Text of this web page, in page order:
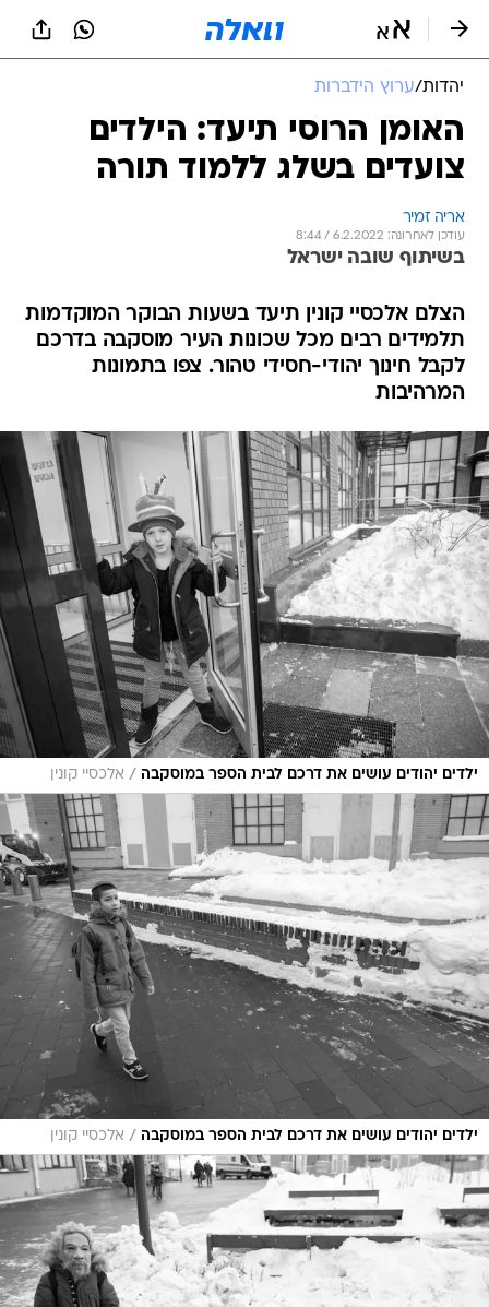
יהדות/ערוץ הידברות
האומן הרוסי תיעד: הילדים
צועדים בשלג ללמוד תורה
אריה זמיר
עודכן לאחרונה: 6.2.2022 / 8:44
בשיתוף שובה ישראל
הצלם אלכסיי קונין תיעד בשעות הבוקר המוקדמות
תלמידים רבים מכל שכונות העיר מוסקבה בדרכם
לקבל חינוך יהודי-חסידי טהור. צפו בתמונות
המרהיבות
ילדים יהודים עושים את דרכם לבית הספר במוסקבה / אלכסיי קונין
ילדים יהודים עושים את דרכם לבית הספר במוסקבה / אלכסיי קונין